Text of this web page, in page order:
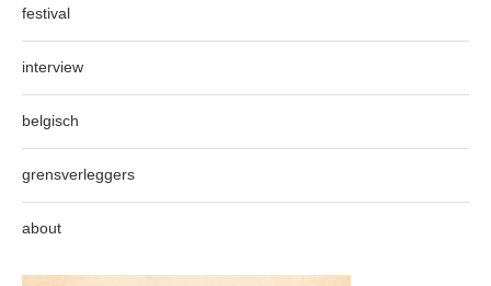
festival
interview
belgisch
grensverleggers
about